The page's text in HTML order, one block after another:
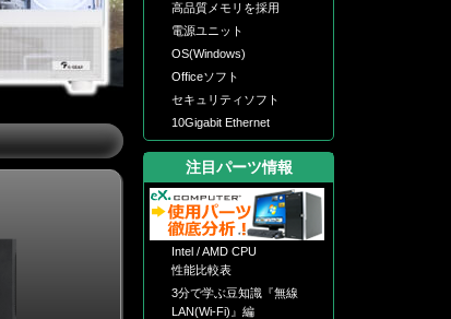
高品質メモリを採用
電源ユニット
OS(Windows)
Officeソフト
セキュリティソフト
10Gigabit Ethernet
注目パーツ情報
Intel / AMD CPU
性能比較表
3分で学ぶ豆知識『無線
LAN(Wi-Fi)』編